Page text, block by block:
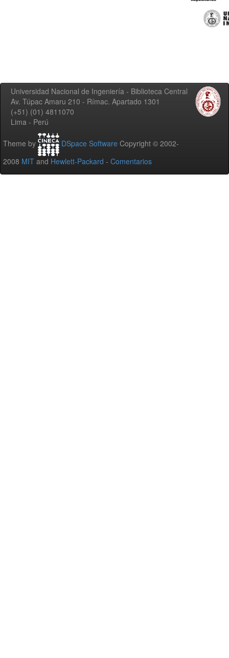
Universidad Nacional de Ingeniería - Biblioteca Central
Av. Túpac Amaru 210 - Rímac. Apartado 1301
(+51) (01) 4811070
Lima - Perú
Theme by DSpace Software Copyright © 2002-
2008 MIT and Hewlett-Packard - Comentarios